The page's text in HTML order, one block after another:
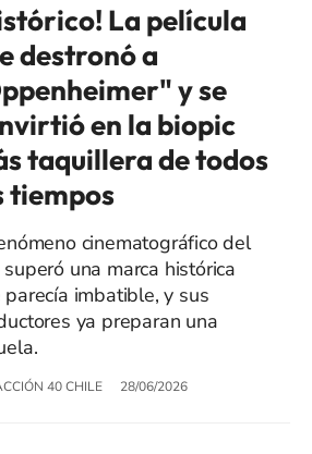
La película
destronó a
y se
en la biopic
taquillera de todos
tiempos
cinematográfico del
superó una marca histórica
parecía imbatible, y sus
ya preparan una
40 CHILE 28/06/2026